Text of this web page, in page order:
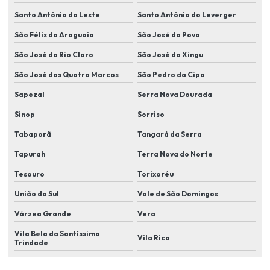
Instalador de sistema de segurança eletronica
Itens de segurança eletrônica
Kit de câmera de segurança em lucas do rio verde
Kit câmera de segurança residencial
Manutenção de câmera de segurança em lucas do rio verde
Monitoramento eletrônico
Monitoramento eletrônico de alarme
Monitoramento eletrônico em lucas do rio verde
Monitoramento de eventos
Plano de segurança para condominio residencial
Santo Antônio do Leste Santo Antônio do Leverger
São Félix do Araguaia São José do Povo
São José do Rio Claro São José do Xingu
São José dos Quatro Marcos São Pedro da Cipa
Sapezal Serra Nova Dourada
Sinop Sorriso
Tabaporã Tangará da Serra
Tapurah Terra Nova do Norte
Tesouro Torixoréu
União do Sul Vale de São Domingos
Várzea Grande Vera
Vila Bela da Santíssima
Trindade
Vila Rica